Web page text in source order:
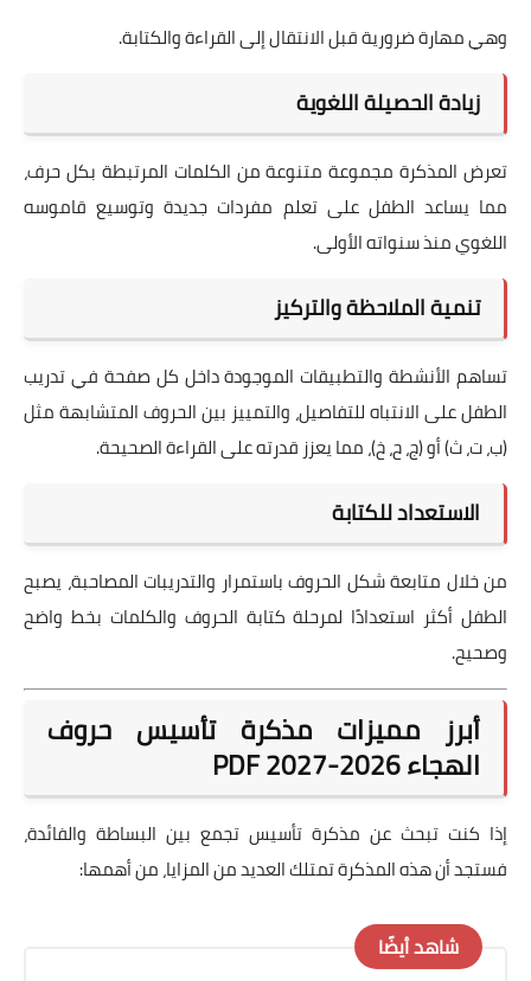
وهي مهارة ضرورية قبل الانتقال إلى القراءة والكتابة.
زيادة الحصيلة اللغوية
تعرض المذكرة مجموعة متنوعة من الكلمات المرتبطة بكل حرف،
مما يساعد الطفل على تعلم مفردات جديدة وتوسيع قاموسه
اللغوي منذ سنواته الأولى.
تنمية الملاحظة والتركيز
تساهم الأنشطة والتطبيقات الموجودة داخل كل صفحة في تدريب
الطفل على الانتباه للتفاصيل، والتمييز بين الحروف المتشابهة مثل
(ب، ت، ث) أو (ج، ح، خ)، مما يعزز قدرته على القراءة الصحيحة.
الاستعداد للكتابة
من خلال متابعة شكل الحروف باستمرار والتدريبات المصاحبة، يصبح
الطفل أكثر استعدادًا لمرحلة كتابة الحروف والكلمات بخط واضح
وصحيح.
أبرز مميزات مذكرة تأسيس حروف
الهجاء 2026-2027 PDF
إذا كنت تبحث عن مذكرة تأسيس تجمع بين البساطة والفائدة،
فستجد أن هذه المذكرة تمتلك العديد من المزايا، من أهمها:
شاهد أيضًا